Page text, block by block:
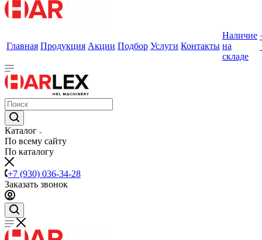
Главная Продукция Акции Подбор Услуги Контакты
Наличие
на
складе
Каталог
По всему сайту
По каталогу
+7 (930) 036-34-28
Заказать звонок